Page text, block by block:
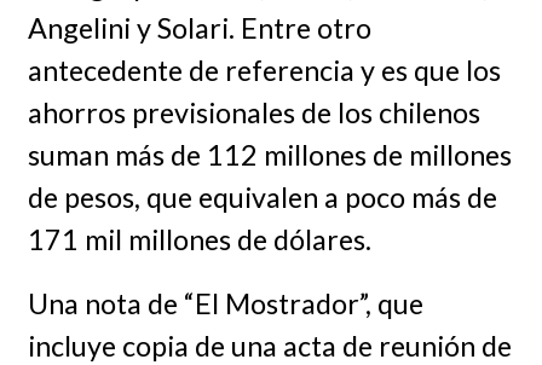
Angelini y Solari. Entre otro
antecedente de referencia y es que los
ahorros previsionales de los chilenos
suman más de 112 millones de millones
de pesos, que equivalen a poco más de
171 mil millones de dólares.
Una nota de “El Mostrador”, que
incluye copia de una acta de reunión de